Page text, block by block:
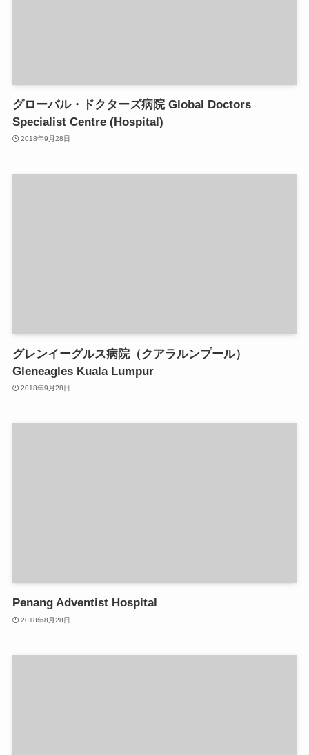
グローバル・ドクターズ病院 Global Doctors
Specialist Centre (Hospital)
2018年9月28日
グレンイーグルス病院（クアラルンプール）
Gleneagles Kuala Lumpur
2018年9月28日
Penang Adventist Hospital
2018年8月28日